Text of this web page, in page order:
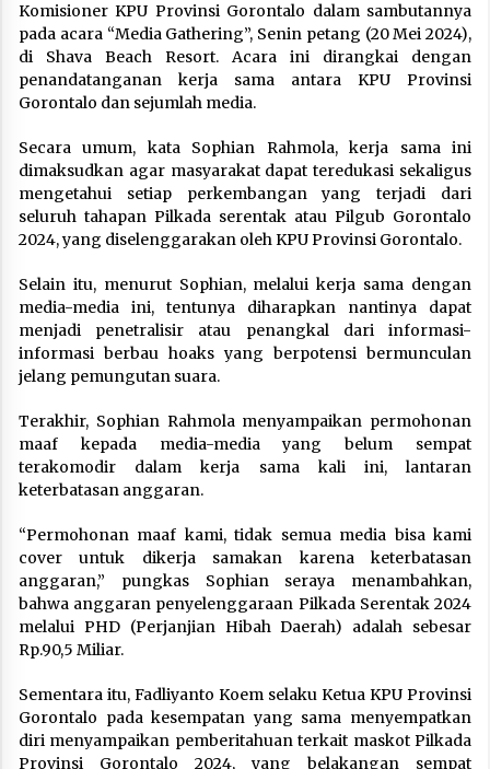
Komisioner KPU Provinsi Gorontalo dalam sambutannya
pada acara “Media Gathering”, Senin petang (20 Mei 2024),
di Shava Beach Resort. Acara ini dirangkai dengan
penandatanganan kerja sama antara KPU Provinsi
Gorontalo dan sejumlah media.
Secara umum, kata Sophian Rahmola, kerja sama ini
dimaksudkan agar masyarakat dapat teredukasi sekaligus
mengetahui setiap perkembangan yang terjadi dari
seluruh tahapan Pilkada serentak atau Pilgub Gorontalo
2024, yang diselenggarakan oleh KPU Provinsi Gorontalo.
Selain itu, menurut Sophian, melalui kerja sama dengan
media-media ini, tentunya diharapkan nantinya dapat
menjadi penetralisir atau penangkal dari informasi-
informasi berbau hoaks yang berpotensi bermunculan
jelang pemungutan suara.
Terakhir, Sophian Rahmola menyampaikan permohonan
maaf kepada media-media yang belum sempat
terakomodir dalam kerja sama kali ini, lantaran
keterbatasan anggaran.
“Permohonan maaf kami, tidak semua media bisa kami
cover untuk dikerja samakan karena keterbatasan
anggaran,” pungkas Sophian seraya menambahkan,
bahwa anggaran penyelenggaraan Pilkada Serentak 2024
melalui PHD (Perjanjian Hibah Daerah) adalah sebesar
Rp.90,5 Miliar.
Sementara itu, Fadliyanto Koem selaku Ketua KPU Provinsi
Gorontalo pada kesempatan yang sama menyempatkan
diri menyampaikan pemberitahuan terkait maskot Pilkada
Provinsi Gorontalo 2024, yang belakangan sempat